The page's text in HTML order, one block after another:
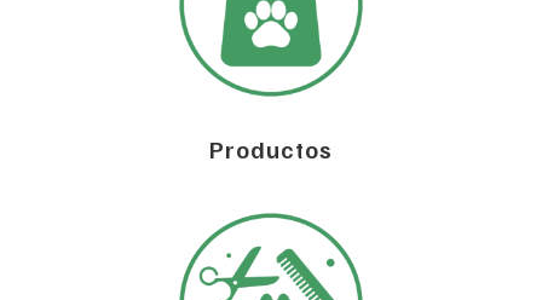
Productos